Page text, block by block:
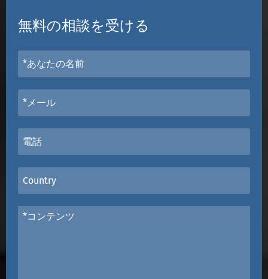
無料の相談を受ける